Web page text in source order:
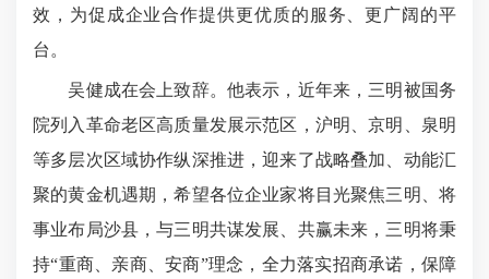
效，为促成企业合作提供更优质的服务、更广阔的平
台。
吴健成在会上致辞。他表示，近年来，三明被国务
院列入革命老区高质量发展示范区，沪明、京明、泉明
等多层次区域协作纵深推进，迎来了战略叠加、动能汇
聚的黄金机遇期，希望各位企业家将目光聚焦三明、将
事业布局沙县，与三明共谋发展、共赢未来，三明将秉
持“重商、亲商、安商”理念，全力落实招商承诺，保障